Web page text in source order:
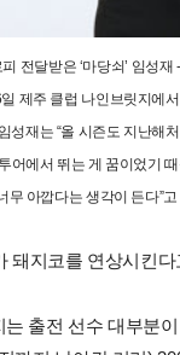
전달받은 ‘마당쇠’ 임성
제주 클럽 나인브릿지에
성재는 “올 시즌도 지난해
투어에서 뛰는 게 꿈이었기
무 아깝다는 생각이 든다”
돼지코를 연상시킨
는 출전 선수 대부분